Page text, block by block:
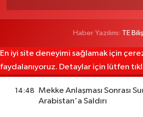
Haber Yazılımı: TE
En iyi site deneyimi sağlamak için
faydalanıyoruz. Detaylar için lütfen
14:48
Mekke Anlaşması Sonrası
Arabistan'a Saldırı